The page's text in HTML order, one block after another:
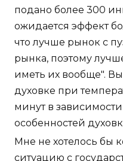
подано более 300
ожидается эффект
что лучше рынок с
рынка, поэтому
иметь их вообще".
духовке при
минут в
особенностей
Мне не хотелось бы
ситуацию с